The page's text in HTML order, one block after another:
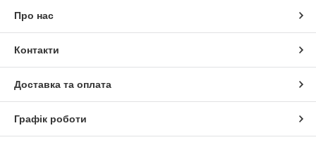
Про нас
Контакти
Доставка та оплата
Графік роботи